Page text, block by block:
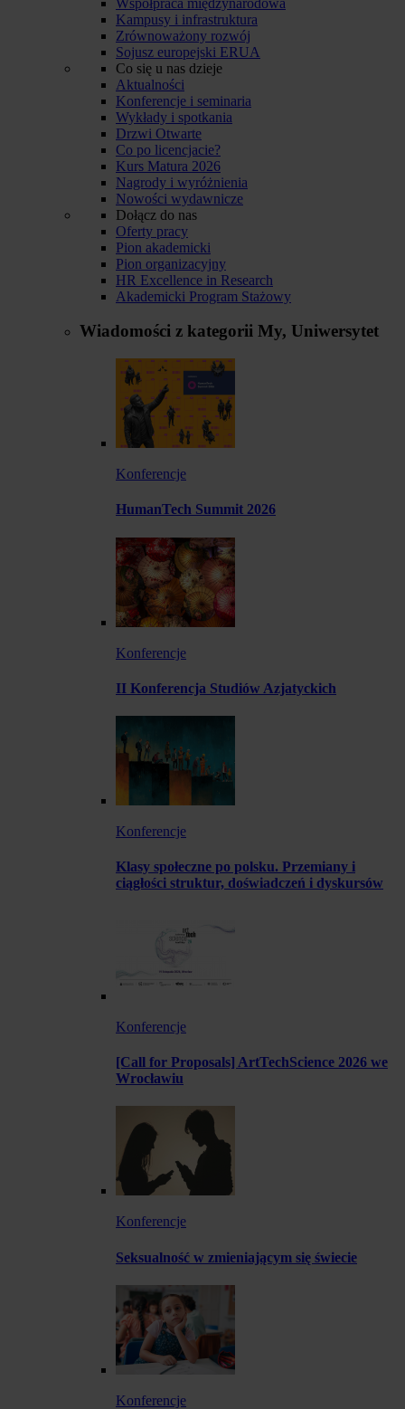
Kampusy i infrastruktura
Zrównoważony rozwój
Sojusz europejski ERUA
Co się u nas dzieje
Aktualności
Konferencje i seminaria
Wykłady i spotkania
Drzwi Otwarte
Co po licencjacie?
Kurs Matura 2026
Nagrody i wyróżnienia
Nowości wydawnicze
Dołącz do nas
Oferty pracy
Pion akademicki
Pion organizacyjny
HR Excellence in Research
Akademicki Program Stażowy
Wiadomości z kategorii My, Uniwersytet
Konferencje
HumanTech Summit 2026
Konferencje
II Konferencja Studiów Azjatyckich
Konferencje
Klasy społeczne po polsku. Przemiany i
ciągłości struktur, doświadczeń i dyskursów
Konferencje
[Call for Proposals] ArtTechScience 2026 we
Wrocławiu
Konferencje
Seksualność w zmieniającym się świecie
Konferencje